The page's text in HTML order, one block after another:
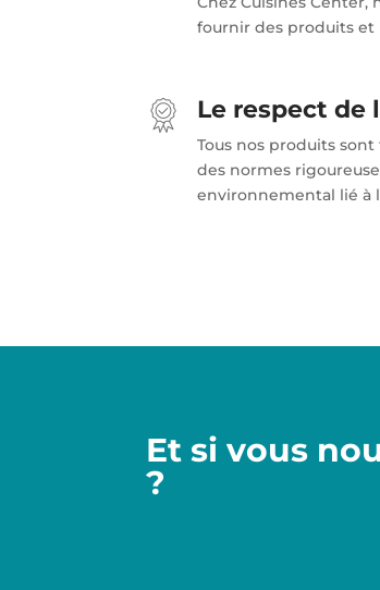
fournir des produits et
Le respect de
Tous nos produits
des normes
environnemental lié à
Et si vous
?